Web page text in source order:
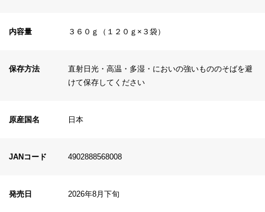
内容量 ３６０ｇ（１２０ｇ×３袋）
保存方法
直射日光・高温・多湿・においの強いもののそばを避
けて保存してください
原産国名 日本
JANコード 4902888568008
発売日 2026年8月下旬